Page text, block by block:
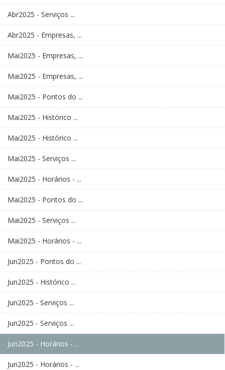
Abr2025 - Serviços ...
Abr2025 - Empresas, ...
Mai2025 - Empresas, ...
Mai2025 - Empresas, ...
Mai2025 - Pontos do ...
Mai2025 - Histórico ...
Mai2025 - Histórico ...
Mai2025 - Serviços ...
Mai2025 - Horários - ...
Mai2025 - Pontos do ...
Mai2025 - Serviços ...
Mai2025 - Horários - ...
Jun2025 - Pontos do ...
Jun2025 - Histórico ...
Jun2025 - Serviços ...
Jun2025 - Serviços ...
Jun2025 - Horários - ...
Jun2025 - Horários - ...